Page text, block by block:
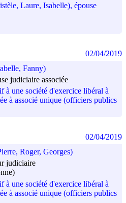
Laure, Isabelle), épouse
Fanny)
judiciaire associée
à une société d'exercice libéral à
à associé unique (officiers publics
02/04/2019
Roger, Georges)
judiciaire
à une société d'exercice libéral à
à associé unique (officiers publics
02/04/2019